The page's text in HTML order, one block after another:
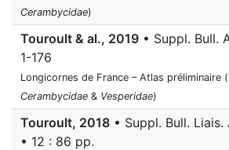
Cerambycidae)
Touroult & al., 2019 • Suppl. Bull.
1-176
Longicornes de France – Atlas préliminaire (
Cerambycidae & Vesperidae)
Touroult, 2018 • Suppl. Bull. Liais.
• 12 : 86 pp.